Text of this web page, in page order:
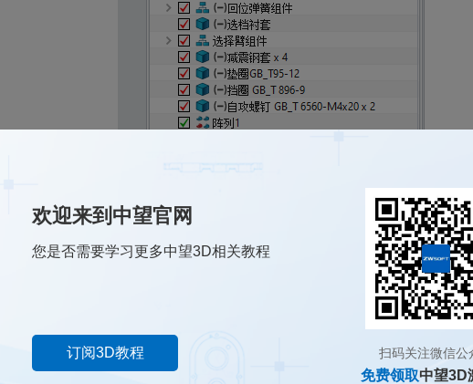
管理】：可管理各种视角下的装配状态以及3D模型环境中的PMI（产品和制造信息
欢迎来到中望官网
您是否需要学习更多中望3D相关教程
订阅3D教程 扫码关注微信公
免费领取中望3D